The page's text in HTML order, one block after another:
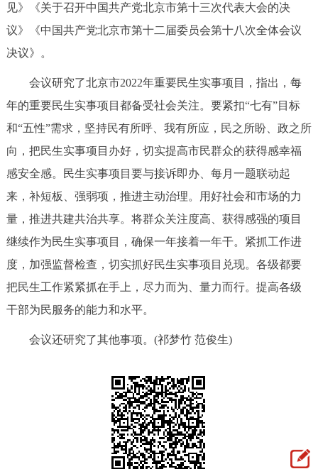
中介服务 阳光政务
12345网上接诉即办 我要咨询 我要建议
参与调查 在线访谈 图说互动
走进北京
北京概况 十六区概览 人文北京
绿色北京 图说北京 视频北京
多语种
ENGLISH
العربية
见》《关于召开中国共产党北京市第十三次代表大会的决
议》《中国共产党北京市第十二届委员会第十八次全体会议
决议》。
会议研究了北京市2022年重要民生实事项目，指出，每
年的重要民生实事项目都备受社会关注。要紧扣“七有”目标
和“五性”需求，坚持民有所呼、我有所应，民之所盼、政之所
向，把民生实事项目办好，切实提高市民群众的获得感幸福
感安全感。民生实事项目要与接诉即办、每月一题联动起
来，补短板、强弱项，推进主动治理。用好社会和市场的力
量，推进共建共治共享。将群众关注度高、获得感强的项目
继续作为民生实事项目，确保一年接着一年干。紧抓工作进
度，加强监督检查，切实抓好民生实事项目兑现。各级都要
把民生工作紧紧抓在手上，尽力而为、量力而行。提高各级
干部为民服务的能力和水平。
会议还研究了其他事项。(祁梦竹 范俊生)